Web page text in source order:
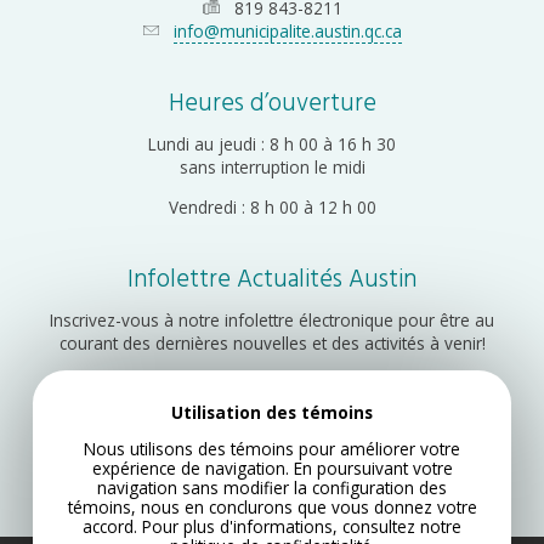
819 843-8211
info@municipalite.austin.qc.ca
Heures d’ouverture
Lundi au jeudi : 8 h 00 à 16 h 30
sans interruption le midi
Vendredi : 8 h 00 à 12 h 00
Infolettre Actualités Austin
Inscrivez-vous à notre infolettre électronique pour être au
courant des dernières nouvelles et des activités à venir!
Utilisation des témoins
Nous utilisons des témoins pour améliorer votre
expérience de navigation. En poursuivant votre
navigation sans modifier la configuration des
témoins, nous en conclurons que vous donnez votre
accord. Pour plus d'informations, consultez notre